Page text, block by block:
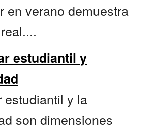
en verano demuestra
estudiantil y
estudiantil y la
son dimensiones